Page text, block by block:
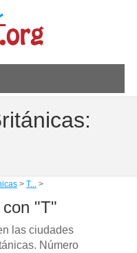
> T...>
"T"
las ciudades
Número